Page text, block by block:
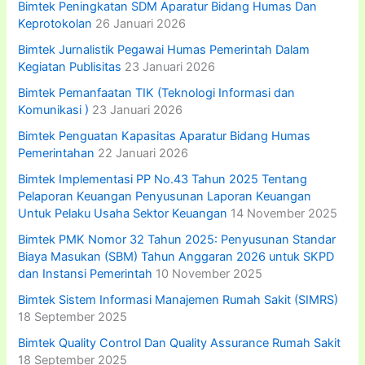
:Bimtek Peningkatan SDM Aparatur Bidang Humas Dan
Keprotokolan 26 Januari 2026
Bimtek Jurnalistik Pegawai Humas Pemerintah Dalam
Kegiatan Publisitas 23 Januari 2026
Bimtek Pemanfaatan TIK (Teknologi Informasi dan
Komunikasi ) 23 Januari 2026
Bimtek Penguatan Kapasitas Aparatur Bidang Humas
Pemerintahan 22 Januari 2026
Bimtek Implementasi PP No.43 Tahun 2025 Tentang
Pelaporan Keuangan Penyusunan Laporan Keuangan
Untuk Pelaku Usaha Sektor Keuangan 14 November 2025
Bimtek PMK Nomor 32 Tahun 2025: Penyusunan Standar
Biaya Masukan (SBM) Tahun Anggaran 2026 untuk SKPD
dan Instansi Pemerintah 10 November 2025
Bimtek Sistem Informasi Manajemen Rumah Sakit (SIMRS)
18 September 2025
Bimtek Quality Control Dan Quality Assurance Rumah Sakit
18 September 2025